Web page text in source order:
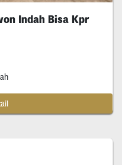
Indah Bisa Kpr